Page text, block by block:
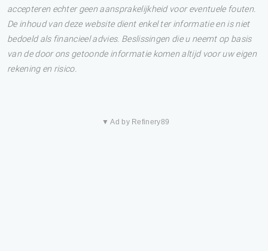
accepteren echter geen aansprakelijkheid voor eventuele fouten.
De inhoud van deze website dient enkel ter informatie en is niet
bedoeld als financieel advies. Beslissingen die u neemt op basis
van de door ons getoonde informatie komen altijd voor uw eigen
rekening en risico.
▼ Ad by Refinery89